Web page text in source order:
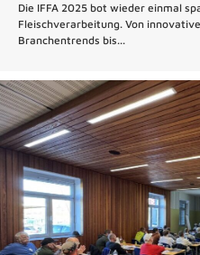
Die IFFA 2025 bot wieder einmal
Fleischverarbeitung. Von
Branchentrends bis...